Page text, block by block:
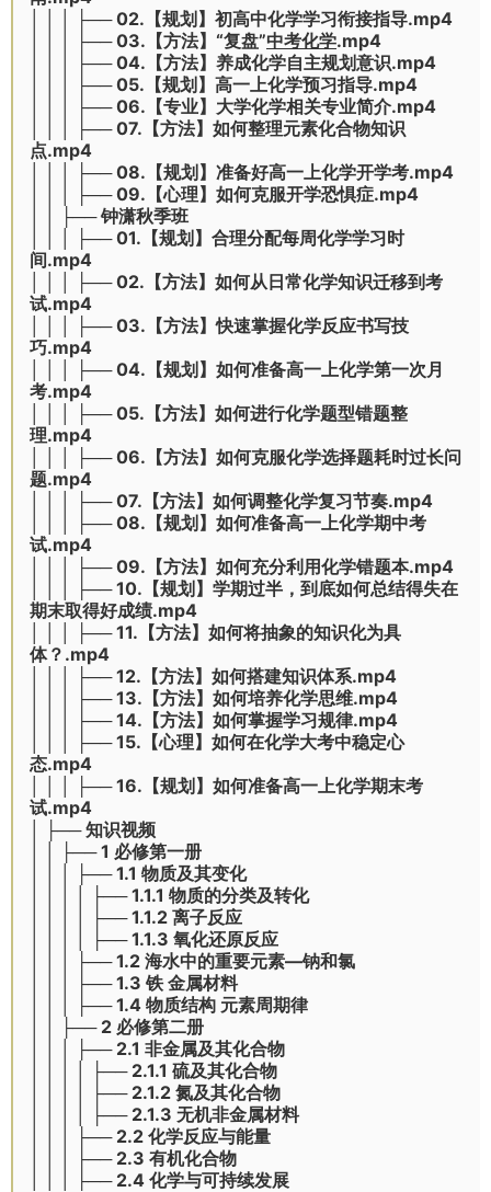
│ │ │ ├── 02.【规划】初高中化学学习衔接指导.mp4
│ │ │ ├── 03.【方法】“复盘”中考化学.mp4
│ │ │ ├── 04.【方法】养成化学自主规划意识.mp4
│ │ │ ├── 05.【规划】高一上化学预习指导.mp4
│ │ │ ├── 06.【专业】大学化学相关专业简介.mp4
│ │ │ ├── 07.【方法】如何整理元素化合物知识
点.mp4
│ │ │ ├── 08.【规划】准备好高一上化学开学考.mp4
│ │ │ ├── 09.【心理】如何克服开学恐惧症.mp4
│ │ ├── 钟潇秋季班
│ │ │ ├── 01.【规划】合理分配每周化学学习时
间.mp4
│ │ │ ├── 02.【方法】如何从日常化学知识迁移到考
试.mp4
│ │ │ ├── 03.【方法】快速掌握化学反应书写技
巧.mp4
│ │ │ ├── 04.【规划】如何准备高一上化学第一次月
考.mp4
│ │ │ ├── 05.【方法】如何进行化学题型错题整
理.mp4
│ │ │ ├── 06.【方法】如何克服化学选择题耗时过长问
题.mp4
│ │ │ ├── 07.【方法】如何调整化学复习节奏.mp4
│ │ │ ├── 08.【规划】如何准备高一上化学期中考
试.mp4
│ │ │ ├── 09.【方法】如何充分利用化学错题本.mp4
│ │ │ ├── 10.【规划】学期过半，到底如何总结得失在
期末取得好成绩.mp4
│ │ │ ├── 11.【方法】如何将抽象的知识化为具
体？.mp4
│ │ │ ├── 12.【方法】如何搭建知识体系.mp4
│ │ │ ├── 13.【方法】如何培养化学思维.mp4
│ │ │ ├── 14.【方法】如何掌握学习规律.mp4
│ │ │ ├── 15.【心理】如何在化学大考中稳定心
态.mp4
│ │ │ ├── 16.【规划】如何准备高一上化学期末考
试.mp4
│ ├── 知识视频
│ │ ├── 1 必修第一册
│ │ │ ├── 1.1 物质及其变化
│ │ │ │ ├── 1.1.1 物质的分类及转化
│ │ │ │ ├── 1.1.2 离子反应
│ │ │ │ ├── 1.1.3 氧化还原反应
│ │ │ ├── 1.2 海水中的重要元素—钠和氯
│ │ │ ├── 1.3 铁 金属材料
│ │ │ ├── 1.4 物质结构 元素周期律
│ │ ├── 2 必修第二册
│ │ │ ├── 2.1 非金属及其化合物
│ │ │ │ ├── 2.1.1 硫及其化合物
│ │ │ │ ├── 2.1.2 氮及其化合物
│ │ │ │ ├── 2.1.3 无机非金属材料
│ │ │ ├── 2.2 化学反应与能量
│ │ │ ├── 2.3 有机化合物
│ │ │ ├── 2.4 化学与可持续发展